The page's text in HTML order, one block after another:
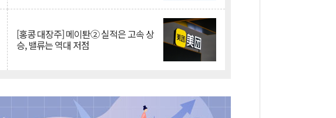
[홍콩 대장주] 메이퇀② 실적은 고속 상
승, 밸류는 역대 저점